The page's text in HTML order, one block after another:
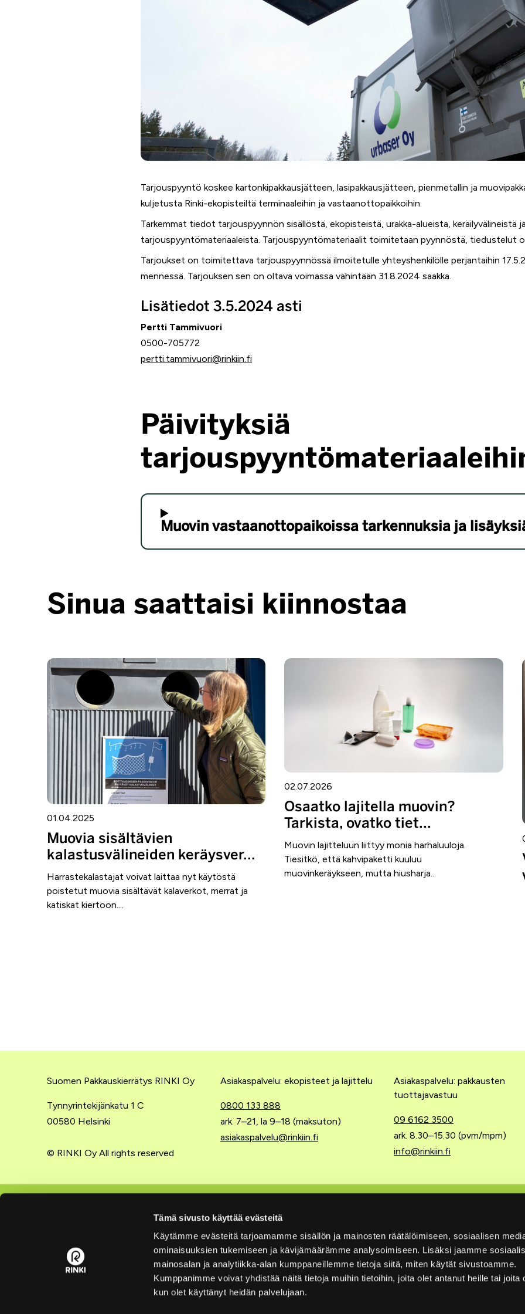
Tämä sivusto käyttää evästeitä
Käytämme evästeitä tarjoamamme sisällön ja mainosten räätälöimiseen, sosiaalisen
ominaisuuksien tukemiseen ja kävijämäärämme analysoimiseen. Lisäksi jaamme
mainosalan ja analytiikka-alan kumppaneillemme tietoja siitä, miten käytät sivustoamme.
Kumppanimme voivat yhdistää näitä tietoja muihin tietoihin, joita olet antanut heille tai joita
kun olet käyttänyt heidän palvelujaan.
Tarjouspyyntö koskee kartonkipakkausjätteen, lasipakkausjätteen, pienmetallin ja
kuljetusta Rinki-ekopisteiltä terminaaleihin ja vastaanottopaikkoihin.
Tarkemmat tiedot tarjouspyynnön sisällöstä, ekopisteistä, urakka-alueista, keräilyvälineistä
tarjouspyyntömateriaaleista. Tarjouspyyntömateriaalit toimitetaan pyynnöstä, tiedustelut
Tarjoukset on toimitettava tarjouspyynnössä ilmoitetulle yhteyshenkilölle perjantaihin
mennessä. Tarjouksen sen on oltava voimassa vähintään 31.8.2024 saakka.
Lisätiedot 3.5.2024 asti
Pertti Tammivuori
0500-705772
pertti.tammivuori@rinkiin.fi
Päivityksiä
Muovin vastaanottopaikoissa tarkennuksia ja
Sinua saattaisi kiinnostaa
01.04.2025
Muovia sisältävien
kalastusvälineiden keräysver...
Harrastekalastajat voivat laittaa nyt käytöstä
poistetut muovia sisältävät kalaverkot, merrat ja
katiskat kiertoon....
02.07.2026
Osaatko lajitella muovin?
Tarkista, ovatko tiet...
Muovin lajitteluun liittyy monia harhaluuloja.
Tiesitkö, että kahvipaketti kuuluu
muovinkeräykseen, mutta hiusharja...
Suomen Pakkauskierrätys RINKI Oy
Tynnyrintekijänkatu 1 C
00580 Helsinki
© RINKI Oy All rights reserved
Asiakaspalvelu: ekopisteet ja lajittelu
0800 133 888
ark. 7–21, la 9–18 (maksuton)
asiakaspalvelu@rinkiin.fi
Asiakaspalvelu: pakkausten
tuottajavastuu
09 6162 3500
ark. 8.30–15.30 (pvm/mpm)
info@rinkiin.fi
Rinki-ekopisteet
Yritysten tuottajavastuu
Extranet
Liity tuottajayhteisöön
Hinnastot
Ajankohtaista
Tietosuojaselosteet
Saavutettavuusseloste